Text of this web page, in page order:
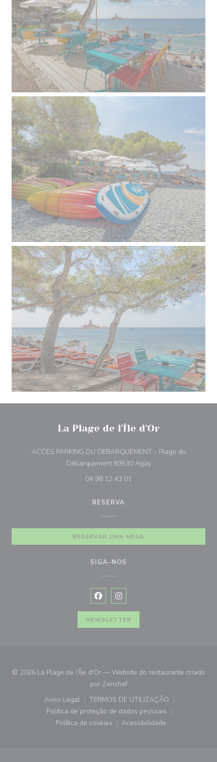
La Plage de l'Île d'Or
ACCES PARKING DU DEBARQUEMENT - Plage du
Débarquement 83530 Agay((abre numa nova
04 98 12 43 01
RESERVA
RESERVAR UMA MESA
SIGA-NOS
Facebook ((abre numa nova janela))
Instagram ((abre numa nova
NEWSLETTER
© 2026 La Plage de l'Île d'Or — Website do restaurante criado
por Zenchef((abre numa nova janela))
Aviso Legal
((abre numa nova janela))
TERMOS DE UTILIZAÇÃO
((abre numa nova janela))
Política de proteção de dados pessoais
((abre numa nova janela))
Política de cookies
((abre numa nova janela))
Acessibilidade
((abre numa nova